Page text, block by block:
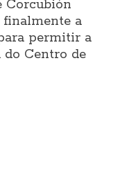
Corcubión
finalmente a
permitir a
do Centro de